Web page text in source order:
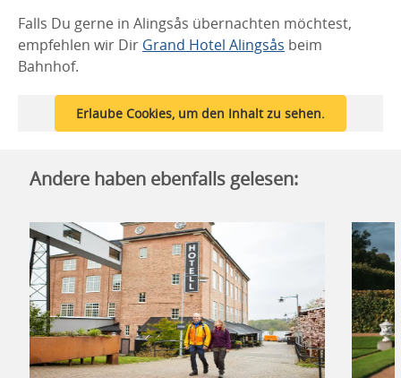
Falls Du gerne in Alingsås übernachten möchtest,
empfehlen wir Dir Grand Hotel Alingsås beim
Bahnhof.
Erlaube Cookies, um den Inhalt zu sehen.
Andere haben ebenfalls gelesen: